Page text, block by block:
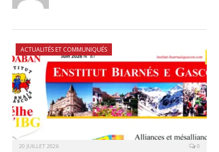
ACTUALITÉS ET COMMUNIQUÉS
20 JUILLET 2026 0